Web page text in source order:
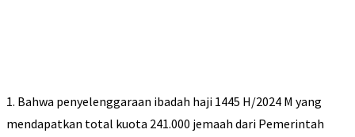
1. Bahwa penyelenggaraan ibadah haji 1445 H/2024 M yang
mendapatkan total kuota 241.000 jemaah dari Pemerintah